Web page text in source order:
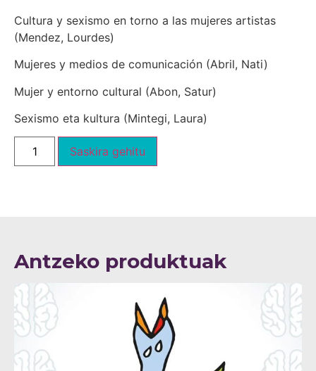
Cultura y sexismo en torno a las mujeres artistas
(Mendez, Lourdes)
Mujeres y medios de comunicación (Abril, Nati)
Mujer y entorno cultural (Abon, Satur)
Sexismo eta kultura (Mintegi, Laura)
Saskira gehitu
Antzeko produktuak